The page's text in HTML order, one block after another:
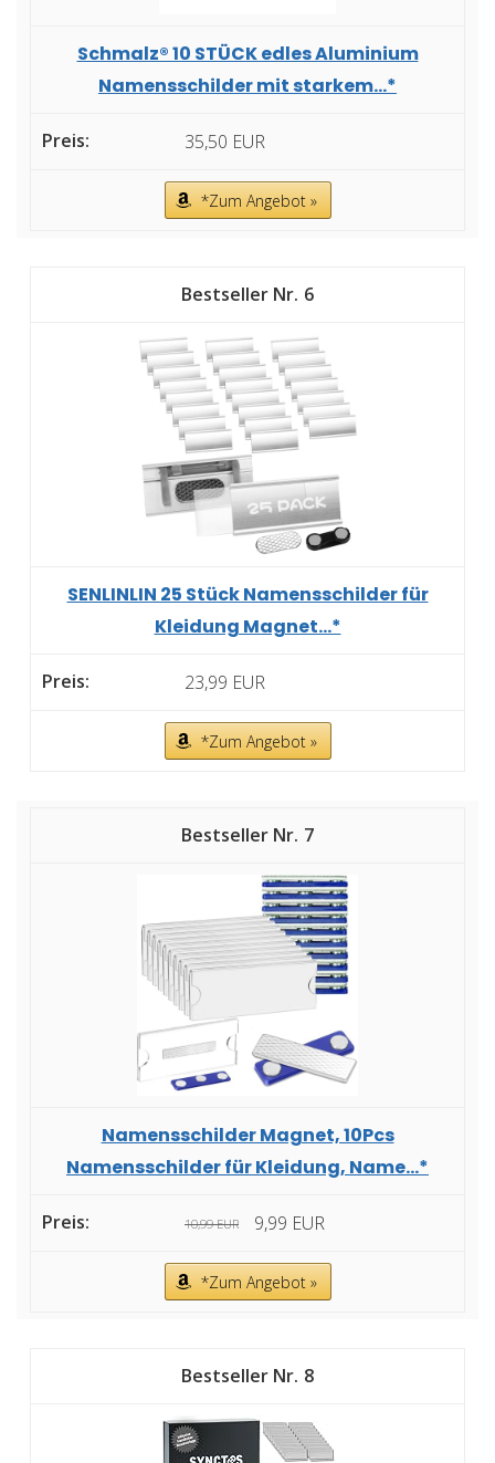
Schmalz® 10 STÜCK edles Aluminium
Namensschilder mit starkem...*
35,50 EUR
*Zum Angebot »
6
SENLINLIN 25 Stück Namensschilder für
Kleidung Magnet...*
23,99 EUR
*Zum Angebot »
7
Namensschilder Magnet, 10Pcs
Namensschilder für Kleidung, Name...*
10,99 EUR 9,99 EUR
*Zum Angebot »
8